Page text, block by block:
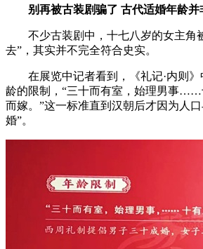
别再被古装剧骗了 古代适婚年龄并
不少古装剧中，十七八岁的女主角
去”，其实并不完全符合史实。
在展览中记者看到，《礼记·内则》
龄的限制，“三十而有室，始理男事……
而嫁。”这一标准直到汉朝后才因为人
婚”。